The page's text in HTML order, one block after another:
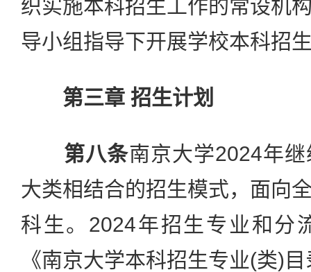
织实施本科招生工作的常设机
导小组指导下开展学校本科招
第三章 招生计划
第八条南京大学2024年
大类相结合的招生模式，面向
科生。2024年招生专业和分
《南京大学本科招生专业(类)